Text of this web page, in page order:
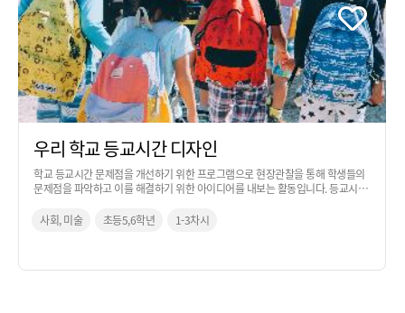
우리 학교 등교시간 디자인
학교 등교시간 문제점을 개선하기 위한 프로그램으로 현장관찰을 통해 학생들의
문제점을 파악하고 이를 해결하기 위한 아이디어를 내보는 활동입니다. 등교시간
사회, 미술
초등5,6학년 1-3차시